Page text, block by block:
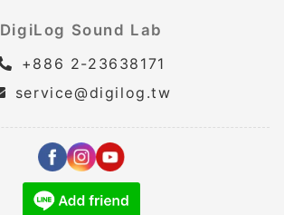
DigiLog Sound Lab
+886 2-23638171
service@digilog.tw